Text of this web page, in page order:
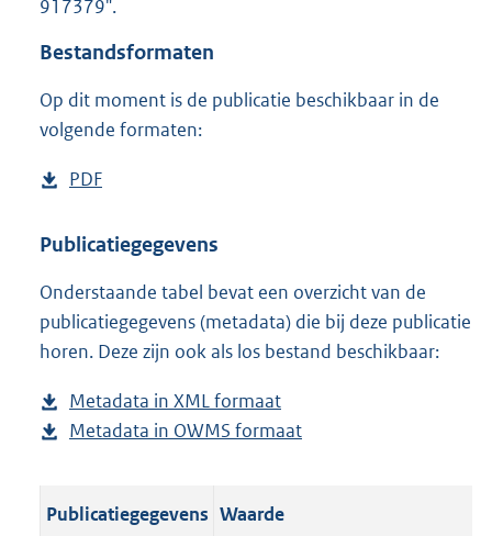
917379".
Bestandsformaten
Op dit moment is de publicatie beschikbaar in de
volgende formaten:
D
w
l
o
a
p
u
l
PDF
s
a
n
d
g
r
o
Publicatiegegevens
Onderstaande tabel bevat een overzicht van de
publicatiegegevens (metadata) die bij deze publicatie
horen. Deze zijn ook als los bestand beschikbaar:
Metadata in XML formaat
e
a
Metadata in OWMS formaat
Publicatiegegevens Waarde